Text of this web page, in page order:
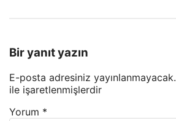
Bir yanıt yazın
E-posta adresiniz yayınlanmayacak.
ile işaretlenmişlerdir
Yorum *